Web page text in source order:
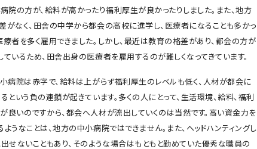
院の方が、給料が高かったり福利厚生が良かったりしました。また、地方
がなく、田舎の中学から都会の高校に進学し、医療者になることも多かっ
者を多く雇用できました。しかし、最近は教育の格差があり、都会の方が
いるため、田舎出身の医療者を雇用するのが難しくなってきています。
病院は赤字で、給料は上がらず福利厚生のレベルも低く、人材が都会に
という負の連鎖が起きています。多くの人にとって、生活環境、給料、福利
いのですから、都会へ人材が流出していくのは当然です。高い資金力を
うなことは、地方の中小病院ではできません。また、ヘッドハンティングし
せないこともあり、そのような場合はもともと勤めていた優秀な職員の